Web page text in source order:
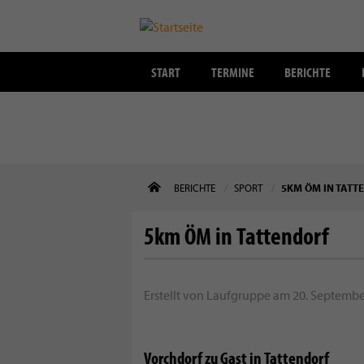
START TERMINE BERICHTE
BERICHTE SPORT 5KM ÖM IN
5km ÖM in Tattendorf
Erstellt von Laufgruppe am 20.
Vorchdorf zu Gast in Tattendorf